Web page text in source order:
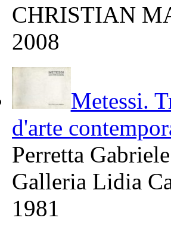
CHRISTIAN
2008
Metessi.
d'arte
Perretta Gabriele
Galleria Lidia
1981